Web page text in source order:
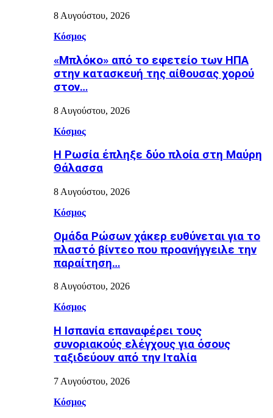
8 Αυγούστου, 2026
Κόσμος
«Μπλόκο» από το εφετείο των ΗΠΑ
στην κατασκευή της αίθουσας χορού
στον…
8 Αυγούστου, 2026
Κόσμος
Η Ρωσία έπληξε δύο πλοία στη Μαύρη
Θάλασσα
8 Αυγούστου, 2026
Κόσμος
Ομάδα Ρώσων χάκερ ευθύνεται για το
πλαστό βίντεο που προανήγγειλε την
παραίτηση…
8 Αυγούστου, 2026
Κόσμος
H Ισπανία επαναφέρει τους
συνοριακούς ελέγχους για όσους
ταξιδεύουν από την Ιταλία
7 Αυγούστου, 2026
Κόσμος